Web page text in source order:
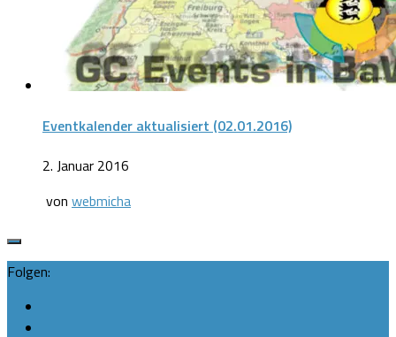
Eventkalender aktualisiert (02.01.2016)
2. Januar 2016
von webmicha
Folgen: